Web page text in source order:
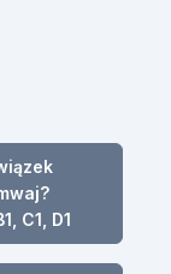
C1, D1